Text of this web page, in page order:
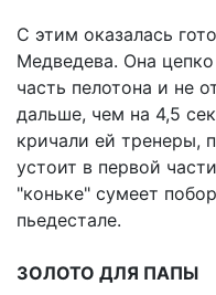
С этим оказалась
Медведева. Она
часть пелотона и не
дальше, чем на 4,5
кричали ей тренеры,
устоит в первой
"коньке" сумеет
пьедестале.
ЗОЛОТО ДЛЯ ПАПЫ